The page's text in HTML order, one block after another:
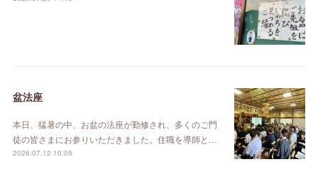
盆法座
本日、猛暑の中、お盆の法座が勤修され、多くのご門
徒の皆さまにお参りいただきました。住職を導師と…
2026.07.12 10:05